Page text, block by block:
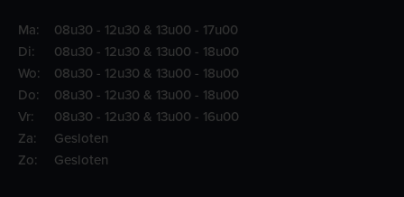
Ma:
08u30 - 12u30 & 13u00 - 17u00
Di:
08u30 - 12u30 & 13u00 - 18u00
Wo:
08u30 - 12u30 & 13u00 - 18u00
Do:
08u30 - 12u30 & 13u00 - 18u00
Vr:
08u30 - 12u30 & 13u00 - 16u00
Za:
Gesloten
Zo:
Gesloten